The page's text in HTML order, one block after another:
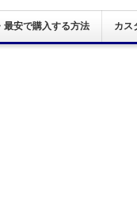
最安で購入する方法 カス